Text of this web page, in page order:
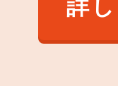
詳